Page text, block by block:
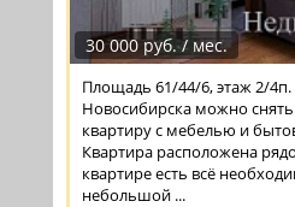
30 000 руб. / мес.
Площадь 61/44/6, этаж 2/
Новосибирска можно
квартиру с мебелью и
Квартира расположена
квартире есть всё
небольшой ...